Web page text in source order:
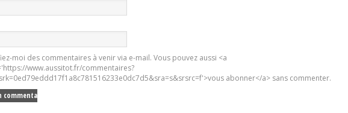
moi des commentaires à venir via e-mail. Vous pouvez aussi <a
www.aussitot.fr/commentaires?
abonner</a> sans commenter.